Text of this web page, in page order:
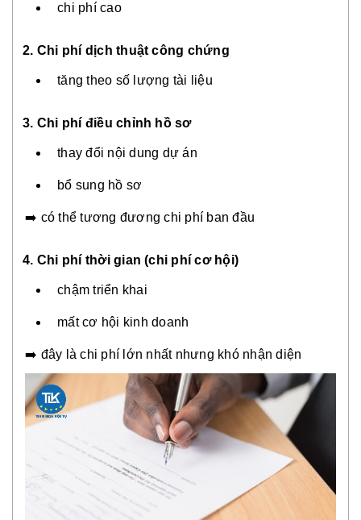
chi phí cao
2. Chi phí dịch thuật công chứng
tăng theo số lượng tài liệu
3. Chi phí điều chỉnh hồ sơ
thay đổi nội dung dự án
bổ sung hồ sơ
➡️ có thể tương đương chi phí ban đầu
4. Chi phí thời gian (chi phí cơ hội)
chậm triển khai
mất cơ hội kinh doanh
➡️ đây là chi phí lớn nhất nhưng khó nhận diện